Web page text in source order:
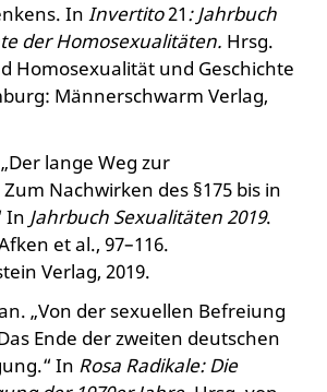
In Invertito21: Jahrbuch
der Homosexualitäten. Hrsg.
Homosexualität und Geschichte
Männerschwarm Verlag,
lange Weg zur
Nachwirken des §175 bis in
In Jahrbuch Sexualitäten 2019.
et al., 97–116.
Verlag, 2019.
„Von der sexuellen Befreiung
Ende der zweiten deutschen
In Rosa Radikale: Die